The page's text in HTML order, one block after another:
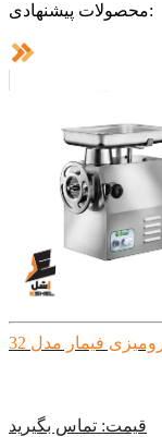
محصولات پیشنهادی:
قیمت: تماس بگیرید